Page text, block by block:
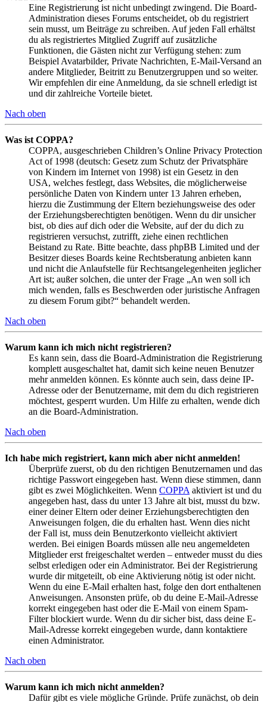
Eine Registrierung ist nicht unbedingt zwingend. Die Board-
Administration dieses Forums entscheidet, ob du registriert
sein musst, um Beiträge zu schreiben. Auf jeden Fall erhältst
du als registriertes Mitglied Zugriff auf zusätzliche
Funktionen, die Gästen nicht zur Verfügung stehen: zum
Beispiel Avatarbilder, Private Nachrichten, E-Mail-Versand an
andere Mitglieder, Beitritt zu Benutzergruppen und so weiter.
Wir empfehlen dir eine Anmeldung, da sie schnell erledigt ist
und dir zahlreiche Vorteile bietet.
Nach oben
Was ist COPPA?
COPPA, ausgeschrieben Children’s Online Privacy Protection
Act of 1998 (deutsch: Gesetz zum Schutz der Privatsphäre
von Kindern im Internet von 1998) ist ein Gesetz in den
USA, welches festlegt, dass Websites, die möglicherweise
persönliche Daten von Kindern unter 13 Jahren erheben,
hierzu die Zustimmung der Eltern beziehungsweise des oder
der Erziehungsberechtigten benötigen. Wenn du dir unsicher
bist, ob dies auf dich oder die Website, auf der du dich zu
registrieren versuchst, zutrifft, ziehe einen rechtlichen
Beistand zu Rate. Bitte beachte, dass phpBB Limited und der
Besitzer dieses Boards keine Rechtsberatung anbieten kann
und nicht die Anlaufstelle für Rechtsangelegenheiten jeglicher
Art ist; außer solchen, die unter der Frage „An wen soll ich
mich wenden, falls es Beschwerden oder juristische Anfragen
zu diesem Forum gibt?“ behandelt werden.
Nach oben
Warum kann ich mich nicht registrieren?
Es kann sein, dass die Board-Administration die Registrierung
komplett ausgeschaltet hat, damit sich keine neuen Benutzer
mehr anmelden können. Es könnte auch sein, dass deine IP-
Adresse oder der Benutzername, mit dem du dich registrieren
möchtest, gesperrt wurden. Um Hilfe zu erhalten, wende dich
an die Board-Administration.
Nach oben
Ich habe mich registriert, kann mich aber nicht anmelden!
Überprüfe zuerst, ob du den richtigen Benutzernamen und das
richtige Passwort eingegeben hast. Wenn diese stimmen, dann
gibt es zwei Möglichkeiten. Wenn COPPA aktiviert ist und du
angegeben hast, dass du unter 13 Jahre alt bist, musst du bzw.
einer deiner Eltern oder deiner Erziehungsberechtigten den
Anweisungen folgen, die du erhalten hast. Wenn dies nicht
der Fall ist, muss dein Benutzerkonto vielleicht aktiviert
werden. Bei einigen Boards müssen alle neu angemeldeten
Mitglieder erst freigeschaltet werden – entweder musst du dies
selbst erledigen oder ein Administrator. Bei der Registrierung
wurde dir mitgeteilt, ob eine Aktivierung nötig ist oder nicht.
Wenn du eine E-Mail erhalten hast, folge den dort enthaltenen
Anweisungen. Ansonsten prüfe, ob du deine E-Mail-Adresse
korrekt eingegeben hast oder die E-Mail von einem Spam-
Filter blockiert wurde. Wenn du dir sicher bist, dass deine E-
Mail-Adresse korrekt eingegeben wurde, dann kontaktiere
einen Administrator.
Nach oben
Warum kann ich mich nicht anmelden?
Dafür gibt es viele mögliche Gründe. Prüfe zunächst, ob dein